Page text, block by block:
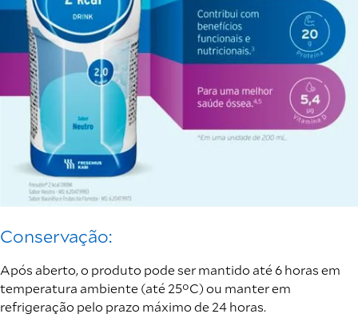
Conservação:
Após aberto, o produto pode ser mantido até 6 horas em
temperatura ambiente (até 25°C) ou manter em
refrigeração pelo prazo máximo de 24 horas.